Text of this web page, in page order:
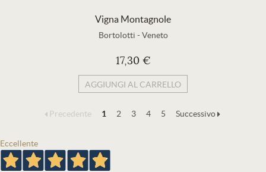
Vigna Montagnole
Bortolotti -Veneto
17,30 €
AGGIUNGI AL CARRELLO
Precedente 1 2 3 4 5 Successivo
Eccellente